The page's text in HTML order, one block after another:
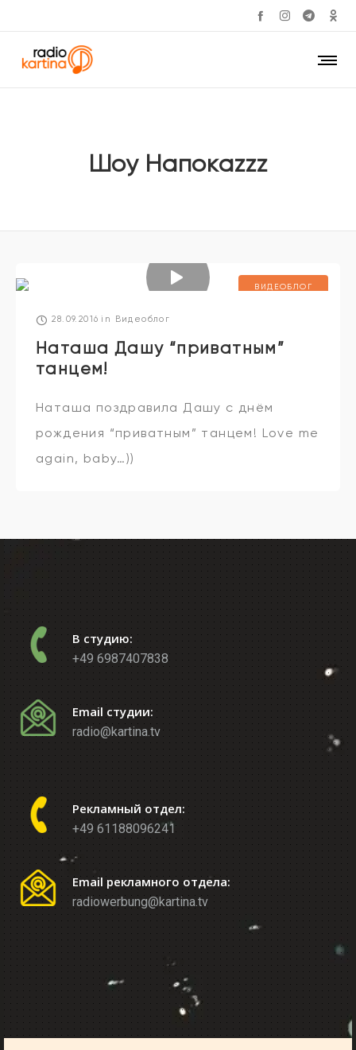
Шоу Напокаzzz
ВИДЕОБЛОГ
28.09.2016 in Видеоблог
Наташа Дашу “приватным”
танцем!
Наташа поздравила Дашу с днём
рождения “приватным” танцем! Love me
again, baby…))
В студию:
+49 6987407838
Email студии:
radio@kartina.tv
Рекламный отдел:
+49 61188096241
Email рекламного отдела:
radiowerbung@kartina.tv